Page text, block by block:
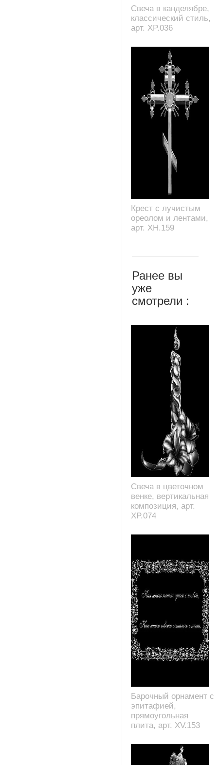
Свеча в канделябре,
классический стиль,
арт. XP.036
Крест с лучистым
ореолом и лентами,
арт. XH.159
Ранее вы
уже
смотрели :
Свеча в цветочном
венке, вертикальная
композиция, арт.
XP.074
Барочный орнамент с
эпитафией,
прямоугольная
плита, арт. XV.153